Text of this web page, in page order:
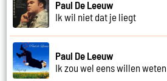
Paul De Leeuw
Ik wil niet dat je liegt
Paul De Leeuw
Ik zou wel eens willen weten